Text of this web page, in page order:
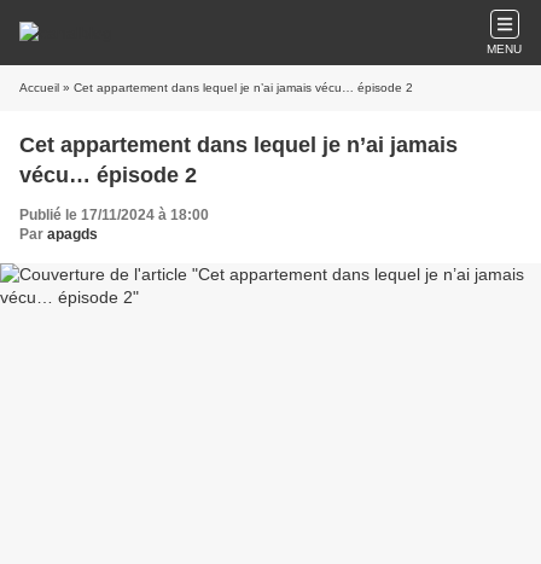
MENU
Accueil » Cet appartement dans lequel je n’ai jamais vécu… épisode 2
Cet appartement dans lequel je n’ai jamais
vécu… épisode 2
Publié le 17/11/2024 à 18:00
Par apagds